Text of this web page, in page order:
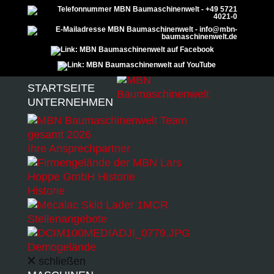
Menu
STARTSEITE
UNTERNEHMEN
Ihre Ansprechpartner
Historie
Stellenangebote
Demogelände
schließen
MENZI MUCK
M545X –
SCHREITBAG
GER